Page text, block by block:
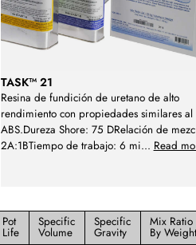
TASK™ 21
Resina de fundición de uretano de alto
rendimiento con propiedades similares al
ABS.Dureza Shore: 75 DRelación de
2A:1BTiempo de trabajo: 6 mi... Read
Pot
Life
Specific
Volume
Specific
Gravity
Mix Ratio
By